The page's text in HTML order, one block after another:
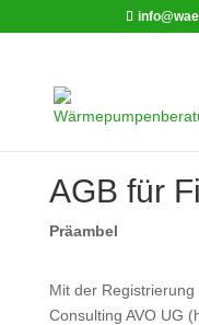
AGB für
Präambel
Mit der
Consulting AVO UG